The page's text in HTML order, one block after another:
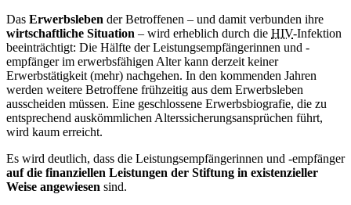
Das Erwerbsleben der Betroffenen – und damit verbunden ihre
wirtschaftliche Situation – wird erheblich durch die HIV-Infektion
beeinträchtigt: Die Hälfte der Leistungsempfängerinnen und -
empfänger im erwerbsfähigen Alter kann derzeit keiner
Erwerbstätigkeit (mehr) nachgehen. In den kommenden Jahren
werden weitere Betroffene frühzeitig aus dem Erwerbsleben
ausscheiden müssen. Eine geschlossene Erwerbsbiografie, die zu
entsprechend auskömmlichen Alterssicherungsansprüchen führt,
wird kaum erreicht.
Es wird deutlich, dass die Leistungsempfängerinnen und -empfänger
auf die finanziellen Leistungen der Stiftung in existenzieller
Weise angewiesen sind.